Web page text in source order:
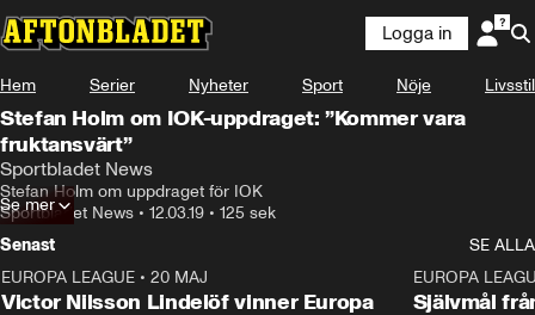
Logga in
Hem Serier Nyheter Sport Nöje Livsstil
Stefan Holm om IOK-uppdraget: ”Kommer vara
fruktansvärt”
Sportbladet News
Stefan Holm om uppdraget för IOK
Sportbladet News • 12.03.19 • 125 sek
Se mer
Senast
SE ALLA
EUROPA LEAGUE • 20 MAJ
Victor Nilsson Lindelöf vinner Europa
EUROPA
Självmål